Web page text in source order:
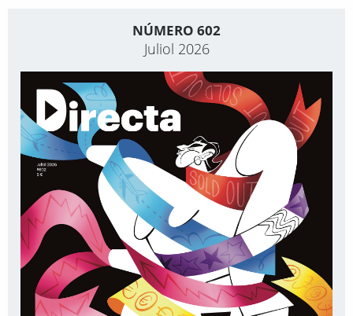
NÚMERO 602
Juliol 2026